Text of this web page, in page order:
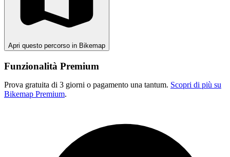
Apri questo percorso in Bikemap
Funzionalità Premium
Prova gratuita di 3 giorni o pagamento una tantum. Scopri di più su
Bikemap Premium.